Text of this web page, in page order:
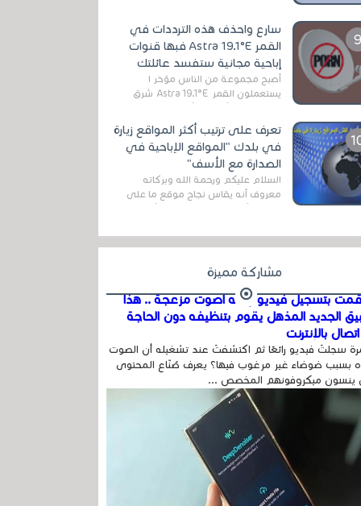
سارع واحذف هذه الترددات في
القمر Astra 19.1°E فبها قنوات
إباحية مجانية ستفسد عائلتك
أصبح مجموعة من الناس مؤخر ا
يستعملون القمر Astra 19.1°E شرق
قنوات مميزة جدا تنقل العديد من البرامج
اله...
تعرف على ترتيب أكثر المواقع زيارة
في بلدك "المواقع الإباحية في
الصدارة مع الأسف"
السلام عليكم ورحمة الله وبركاته
معروف أنه يقاس نجاح موقع ما على
في...
مشاركة مميزة
بتسجيل فيديو وفيه أصوت مزعجة .. هذا
الجديد المذهل يقوم بتنظيفه دون الحاجة
بالإنترنت
سجلتَ فيديو رائعًا ثم اكتشفتَ عند تشغيله أن الصوت
بسبب ضوضاء غير مرغوب فيها؟ يعرف صُنّاع المحتوى
ينسون ميكروفونهم المخصص ...